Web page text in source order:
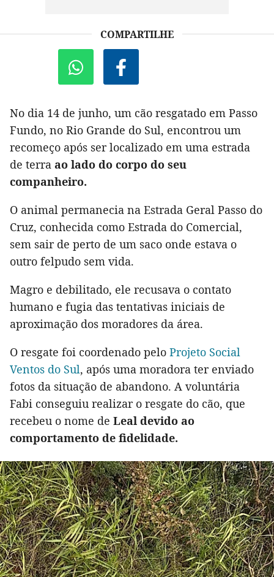
COMPARTILHE
No dia 14 de junho, um cão resgatado em Passo
Fundo, no Rio Grande do Sul, encontrou um
recomeço após ser localizado em uma estrada
de terra ao lado do corpo do seu
companheiro.
O animal permanecia na Estrada Geral Passo do
Cruz, conhecida como Estrada do Comercial,
sem sair de perto de um saco onde estava o
outro felpudo sem vida.
Magro e debilitado, ele recusava o contato
humano e fugia das tentativas iniciais de
aproximação dos moradores da área.
O resgate foi coordenado pelo Projeto Social
Ventos do Sul, após uma moradora ter enviado
fotos da situação de abandono. A voluntária
Fabi conseguiu realizar o resgate do cão, que
recebeu o nome de Leal devido ao
comportamento de fidelidade.